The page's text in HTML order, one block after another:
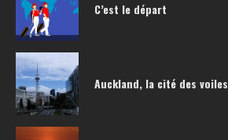
C’est le départ
Auckland, la cité des voiles